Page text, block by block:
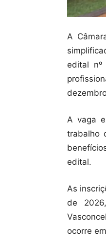
A
edital
A vaga
trabalho
edital.
As
de
ocorre